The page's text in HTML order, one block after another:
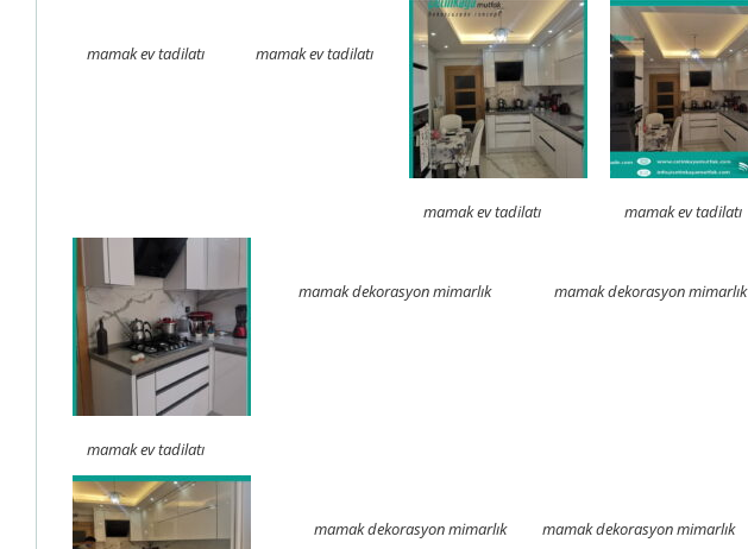
mamak ev tadilatı mamak ev tadilatı
mamak ev tadilatı mamak ev tadilatı
mamak ev tadilatı
mamak dekorasyon mimarlık mamak dekorasyon mimarlık
mamak dekorasyon mimarlık mamak dekorasyon mimarlık